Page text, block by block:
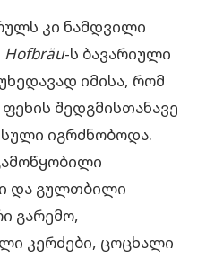
კი ნამდვილი
Hofbräu-ს ბავარიული
იმისა, რომ
შედგმისთანავე
იგრძნობოდა.
და გულთბილი
გარემო,
კერძები, ცოცხალი